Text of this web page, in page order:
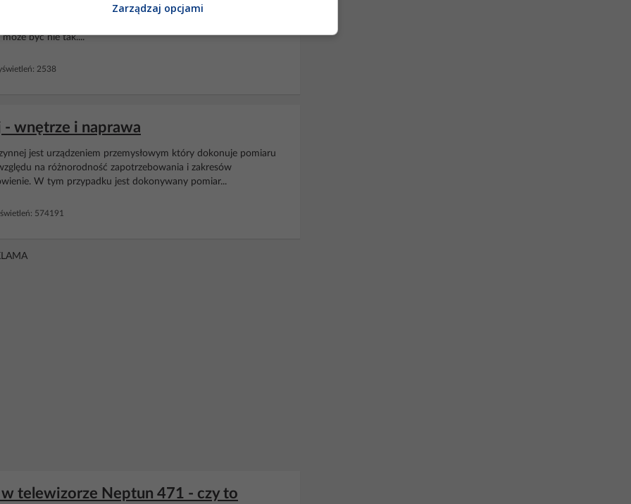
kolejnego sprzętu z elektrośmieci, a mianowicie do
który ma wyciszony dzwonek ale włączona wibracje. Powód
być nie tak....
2538
- wnętrze i naprawa
jest urządzeniem przemysłowym który dokonuje pomiaru
na różnorodność zapotrzebowania i zakresów
W tym przypadku jest dokonywany pomiar...
574191
telewizorze Neptun 471 - czy to
Zarządzaj opcjami